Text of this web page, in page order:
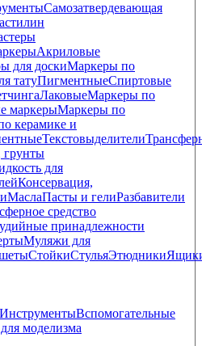
Самозатвердевающая
Акриловые
для доскиМаркеры по
татуПигментныеCпиртовые
ЛаковыеМаркеры по
маркерыМаркеры по
керамике и
Текстовыделители
для
Консервация,
МаслаПасты и гелиРазбавители
средство
принадлежности
Муляжи для
СтойкиСтульяЭтюдники
ИнструментыВспомогательные
моделизма